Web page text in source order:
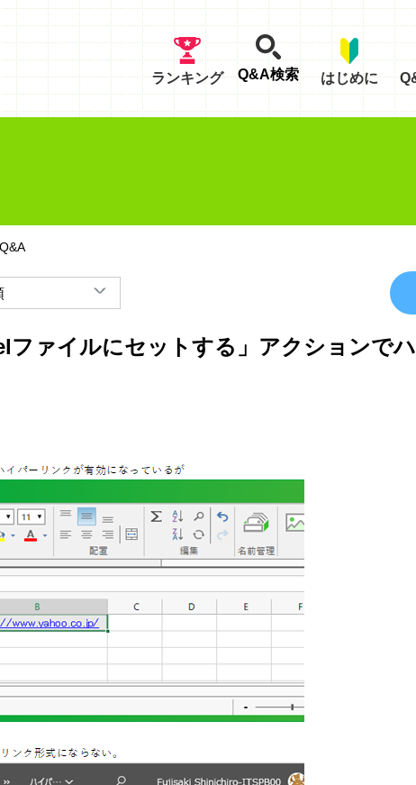
はじめに
Q&A検索
ランキング
Q&A
ファイルにセットする」アクションで